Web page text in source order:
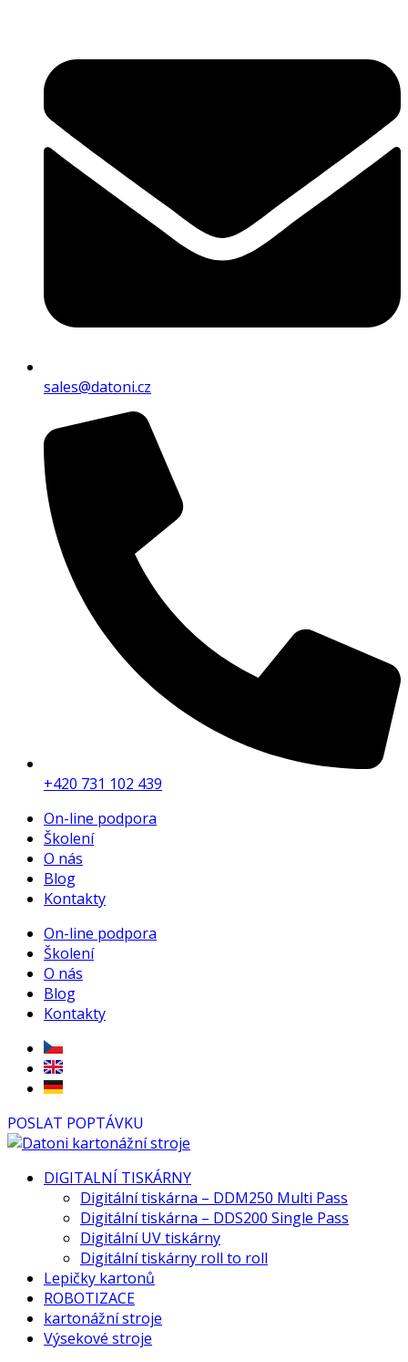
sales@datoni.cz
+420 731 102 439
On-line podpora
Školení
O nás
Blog
Kontakty
On-line podpora
Školení
O nás
Blog
Kontakty
POSLAT POPTÁVKU
DIGITALNÍ TISKÁRNY
Digitální tiskárna – DDM250 Multi Pass
Digitální tiskárna – DDS200 Single Pass
Digitální UV tiskárny
Digitální tiskárny roll to roll
Lepičky kartonů
ROBOTIZACE
kartonážní stroje
Výsekové stroje